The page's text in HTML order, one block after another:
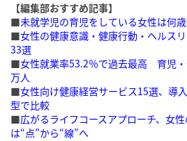
【編集部おすすめ記事】
■未就学児の育児をしている女性は何
■女性の健康意識・健康行動・ヘルス
33選
■女性就業率53.2％で過去最高 育児
万人
■女性向け健康経営サービス15選、導
型で比較
■広がるライフコースアプローチ、女
は“点”から“線”へ